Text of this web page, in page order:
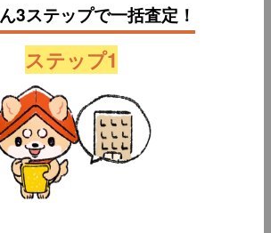
3ステップで一括査定！
ステップ1